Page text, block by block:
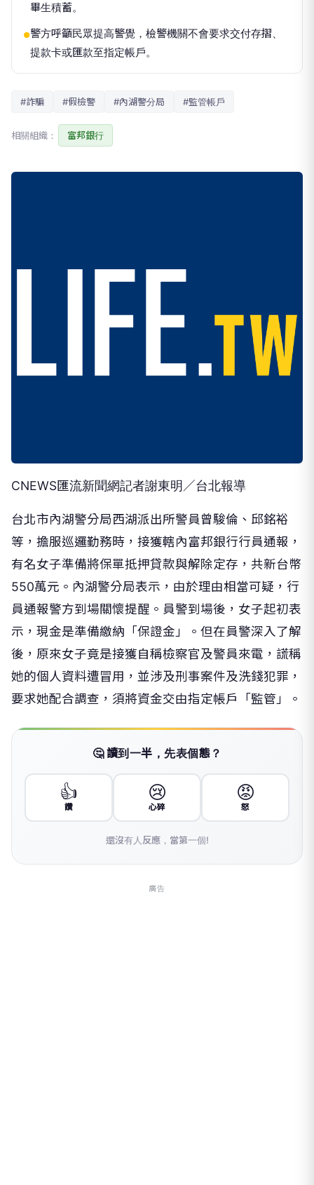
畢生積蓄。
●警方呼籲民眾提高警覺，檢警機關不會要求交付存摺、
提款卡或匯款至指定帳戶。
#詐騙 #假檢警 #內湖警分局 #監管帳戶
相關組織： 富邦銀行
CNEWS匯流新聞網記者謝東明／台北報導
台北市內湖警分局西湖派出所警員曾駿倫、邱銘裕
等，擔服巡邏勤務時，接獲轄內富邦銀行行員通報，
有名女子準備將保單抵押貸款與解除定存，共新台幣
550萬元。內湖警分局表示，由於理由相當可疑，行
員通報警方到場關懷提醒。員警到場後，女子起初表
示，現金是準備繳納「保證金」。但在員警深入了解
後，原來女子竟是接獲自稱檢察官及警員來電，謊稱
她的個人資料遭冒用，並涉及刑事案件及洗錢犯罪，
要求她配合調查，須將資金交由指定帳戶「監管」。
🤔 讀到一半，先表個態？
👍
讚
😢
心碎
😡
怒
還沒有人反應，當第一個!
廣告